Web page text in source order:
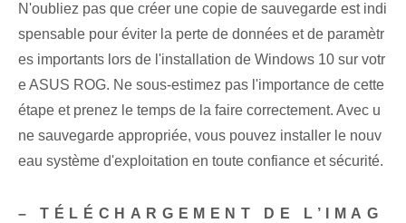
N'oubliez pas que créer une copie de sauvegarde est indi
spensable pour éviter la perte de données et de paramètr
es importants lors de l'installation de Windows 10 sur votr
e ASUS ROG. Ne sous-estimez pas l'importance de cette
étape ⁢et prenez le temps de la faire correctement. Avec u
ne sauvegarde appropriée, vous pouvez installer le nouv
eau système d'exploitation en toute confiance et sécurité.
– TÉLÉCHARGEMENT DE L’IMAG